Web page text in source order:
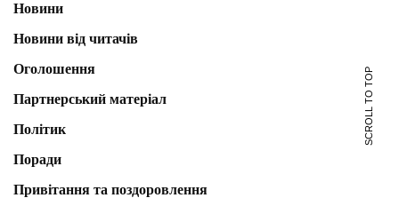
Новини
Новини від читачів
Оголошення
Партнерський матеріал
Політик
Поради
Привітання та поздоровлення
SCROLL TO TOP